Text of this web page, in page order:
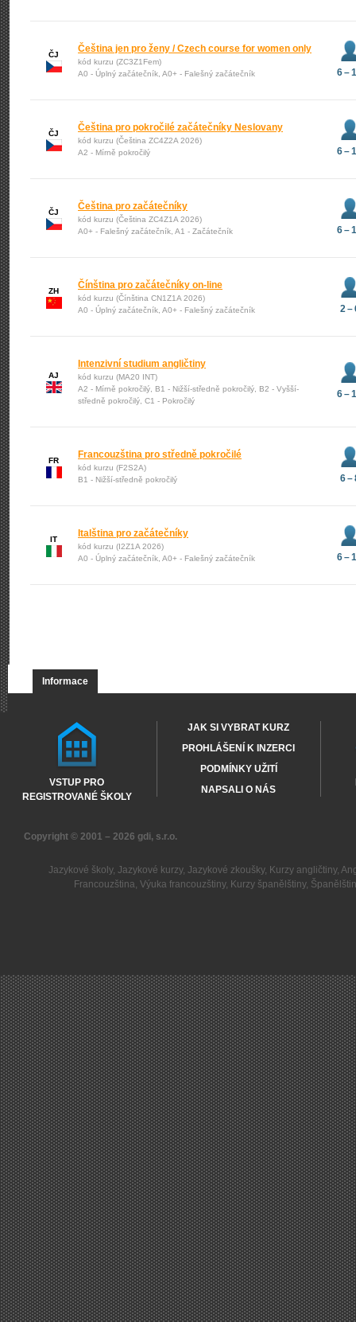
ČJ
Čeština jen pro ženy / Czech course for women only
kód kurzu (ZC3Z1Fem)
A0 - Úplný začátečník, A0+ - Falešný začátečník
6 –
ČJ
Čeština pro pokročilé začátečníky Neslovany
kód kurzu (Čeština ZC4Z2A 2026)
A2 - Mírně pokročilý
6 –
ČJ
Čeština pro začátečníky
kód kurzu (Čeština ZC4Z1A 2026)
A0+ - Falešný začátečník, A1 - Začátečník
6 –
ZH
Čínština pro začátečníky on-line
kód kurzu (Čínština CN1Z1A 2026)
A0 - Úplný začátečník, A0+ - Falešný začátečník
2 –
AJ
Intenzivní studium angličtiny
kód kurzu (MA20 INT)
A2 - Mírně pokročilý, B1 - Nižší-středně pokročilý, B2 - Vyšší-
středně pokročilý, C1 - Pokročilý
6 –
FR
Francouzština pro středně pokročilé
kód kurzu (F2S2A)
B1 - Nižší-středně pokročilý
6 –
IT
Italština pro začátečníky
kód kurzu (I2Z1A 2026)
A0 - Úplný začátečník, A0+ - Falešný začátečník
6 –
Informace
VSTUP PRO
REGISTROVANÉ ŠKOLY
JAK SI VYBRAT KURZ
PROHLÁŠENÍ K INZERCI
PODMÍNKY UŽITÍ
NAPSALI O NÁS
Copyright © 2001 – 2026 gdi, s.r.o.
Jazykové školy, Jazykové kurzy, Jazykové zkoušky, Kurzy angličtiny,
Francouzština,Výuka francouzštiny, Kurzy španělštiny,